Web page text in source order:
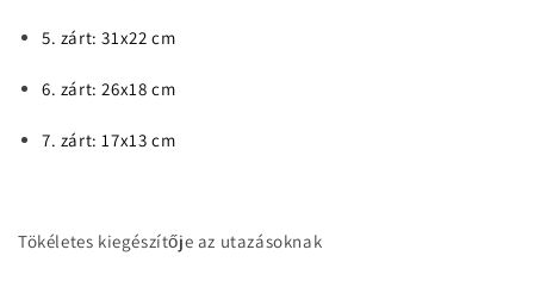
5. zárt: 31x22 cm
6. zárt: 26x18 cm
7. zárt: 17x13 cm
Tökéletes kiegészítője az utazásoknak